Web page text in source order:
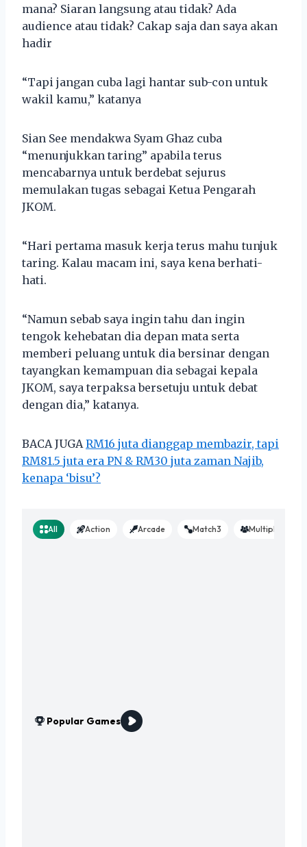
mana? Siaran langsung atau tidak? Ada
audience atau tidak? Cakap saja dan saya akan
hadir
“Tapi jangan cuba lagi hantar sub-con untuk
wakil kamu,” katanya
Sian See mendakwa Syam Ghaz cuba
“menunjukkan taring” apabila terus
mencabarnya untuk berdebat sejurus
memulakan tugas sebagai Ketua Pengarah
JKOM.
“Hari pertama masuk kerja terus mahu tunjuk
taring. Kalau macam ini, saya kena berhati-
hati.
“Namun sebab saya ingin tahu dan ingin
tengok kehebatan dia depan mata serta
memberi peluang untuk dia bersinar dengan
tayangkan kemampuan dia sebagai kepala
JKOM, saya terpaksa bersetuju untuk debat
dengan dia,” katanya.
BACA JUGA RM16 juta dianggap membazir, tapi
RM81.5 juta era PN & RM30 juta zaman Najib,
kenapa ‘bisu’?